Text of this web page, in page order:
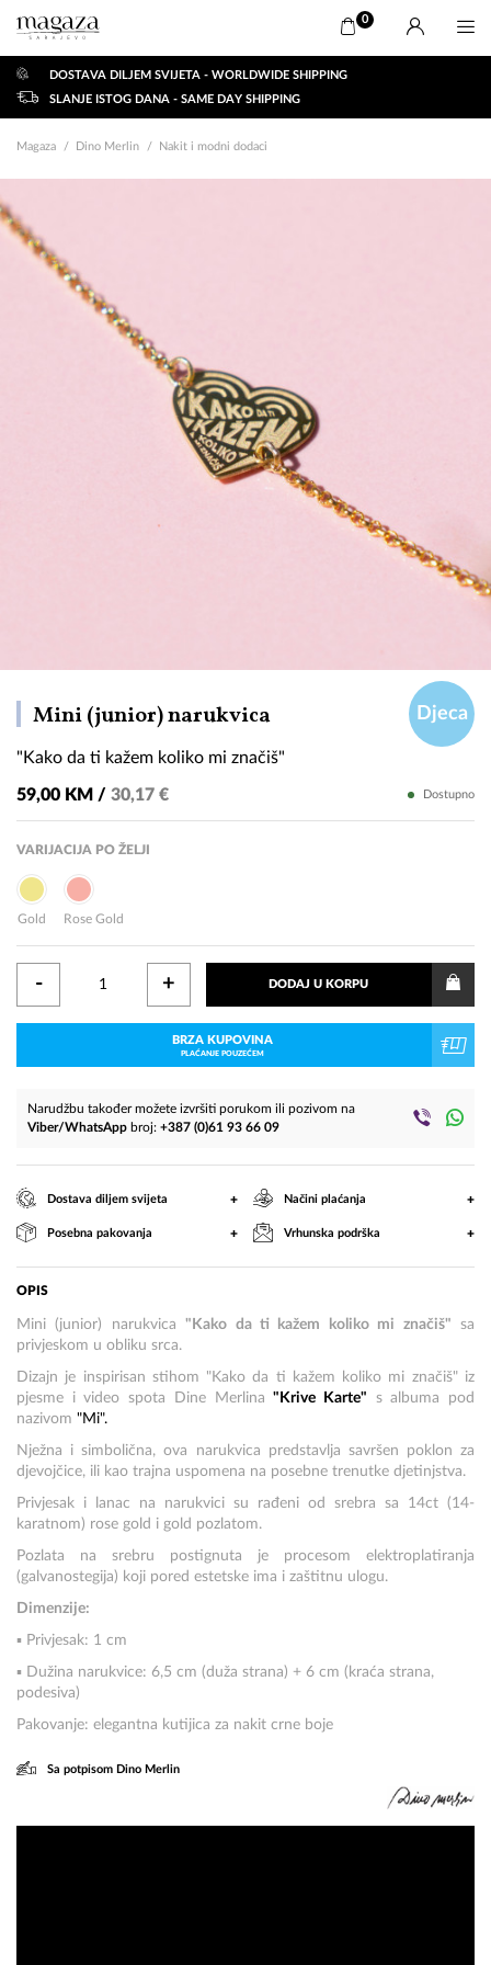
0
DOSTAVA DILJEM SVIJETA - WORLDWIDE SHIPPING
SLANJE ISTOG DANA - SAME DAY SHIPPING
Magaza Dino Merlin Nakit i modni dodaci
Mini (junior) narukvica"Kako
ti
koliko
Djeca
"Kako da ti kažem koliko mi značiš"
59,00 KM / 30,17 € Dostupno
VARIJACIJA PO ŽELJI
Gold Rose Gold
- + DODAJ U KORPU
BRZA KUPOVINA
PLAĆANJE POUZEĆEM
Narudžbu također možete izvršiti porukom ili pozivom na
Viber/WhatsApp broj: +387 (0)61 93 66 09
Dostava diljem svijeta + Načini plaćanja +
Posebna pakovanja + Vrhunska podrška +
OPIS
Mini (junior) narukvica"Kako da ti kažem koliko mi značiš" sa
privjeskom u obliku srca.
Dizajn je inspirisan stihom "Kako da ti kažem koliko mi značiš" iz
pjesme i video spota Dine Merlina"Krive Karte"
s albuma pod
nazivom "Mi".
Nježna i simbolična, ova narukvica predstavlja savršen poklon za
djevojčice, ili kao trajna uspomena na posebne trenutke djetinjstva.
Privjesak i lanac na narukvici su rađeni od srebra sa 14ct (14-
karatnom) rose gold i gold pozlatom.
Pozlata na srebru postignuta je procesom elektroplatiranja
(galvanostegija) koji pored estetske ima i zaštitnu ulogu.
Dimenzije:
▪ Privjesak: 1 cm
▪ Dužina narukvice: 6,5 cm (duža strana) + 6 cm (kraća strana,
podesiva)
Pakovanje: elegantna kutijica za nakit crne boje
Sa potpisom Dino Merlin